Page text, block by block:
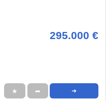
295.000 €
★ ➦ ➜